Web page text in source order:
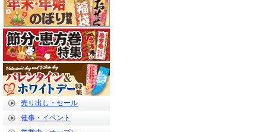
売り出し・セール
催事・イベント